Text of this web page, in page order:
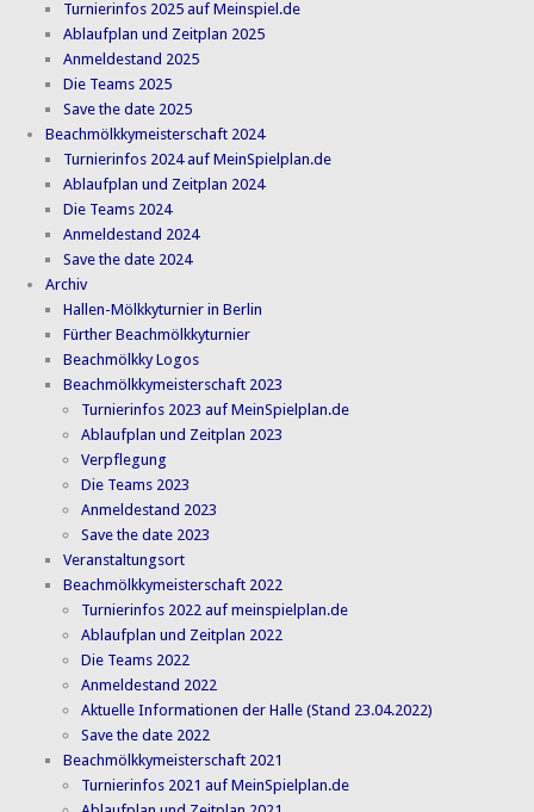
Turnierinfos 2025 auf Meinspiel.de
Ablaufplan und Zeitplan 2025
Anmeldestand 2025
Die Teams 2025
Save the date 2025
Beachmölkkymeisterschaft 2024
Turnierinfos 2024 auf MeinSpielplan.de
Ablaufplan und Zeitplan 2024
Die Teams 2024
Anmeldestand 2024
Save the date 2024
Archiv
Hallen-Mölkkyturnier in Berlin
Fürther Beachmölkkyturnier
Beachmölkky Logos
Beachmölkkymeisterschaft 2023
Turnierinfos 2023 auf MeinSpielplan.de
Ablaufplan und Zeitplan 2023
Verpflegung
Die Teams 2023
Anmeldestand 2023
Save the date 2023
Veranstaltungsort
Beachmölkkymeisterschaft 2022
Turnierinfos 2022 auf meinspielplan.de
Ablaufplan und Zeitplan 2022
Die Teams 2022
Anmeldestand 2022
Aktuelle Informationen der Halle (Stand 23.04.2022)
Save the date 2022
Beachmölkkymeisterschaft 2021
Turnierinfos 2021 auf MeinSpielplan.de